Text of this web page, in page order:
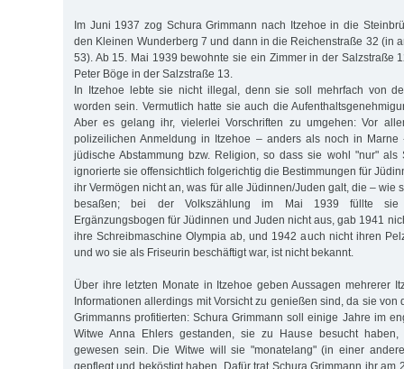
Im Juni 1937 zog Schura Grimmann nach Itzehoe in die
den Kleinen Wunderberg 7 und dann in die Reichenstraße 32 (in
53). Ab 15. Mai 1939 bewohnte sie ein Zimmer in der Salzstraße
Peter Böge in der Salzstraße 13.
In Itzehoe lebte sie nicht illegal, denn sie soll mehrfach von
worden sein. Vermutlich hatte sie auch die
Aber es gelang ihr, vielerlei Vorschriften zu umgehen: Vor
polizeilichen Anmeldung in Itzehoe – anders als noch in
jüdische Abstammung bzw. Religion, so dass sie wohl "nur" als
ignorierte sie offensichtlich folgerichtig die Bestimmungen für
ihr Vermögen nicht an, was für alle Jüdinnen/Juden galt, die – wie
besaßen; bei der Volkszählung im Mai 1939 füllte sie
Ergänzungsbogen für Jüdinnen und Juden nicht aus, gab 1941
ihre Schreibmaschine Olympia ab, und 1942 auch nicht ihren
und wo sie als Friseurin beschäftigt war, ist nicht bekannt.
Über ihre letzten Monate in Itzehoe geben Aussagen mehrerer
Informationen allerdings mit Vorsicht zu genießen sind, da sie von
Grimmanns profitierten: Schura Grimmann soll einige Jahre im
Witwe Anna Ehlers gestanden, sie zu Hause besucht
gewesen sein. Die Witwe will sie "monatelang" (in einer
gepflegt und beköstigt haben. Dafür trat Schura Grimmann ihr am